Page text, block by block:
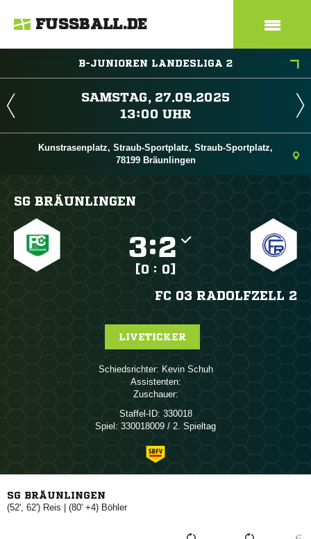
FUSSBALL.DE
B-JUNIOREN LANDESLIGA 2
 
 
Kunstrasenplatz, Straub-Sportplatz, Straub-Sportplatz,
78199 Bräunlingen
SG BRÄUNLINGEN
:
[0 : 0]
FC 03 RADOLFZELL 2
LIVETICKER
Schiedsrichter:  
Assistenten:
Zuschauer:
Staffel-ID: 330018
Spiel: 330018009 / 2. Spieltag
SG BRÄUNLINGEN
(52', 62')  | (80' +4) 